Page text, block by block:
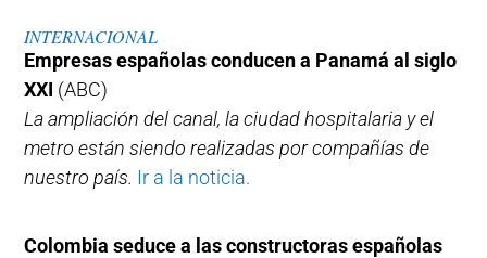
INTERNACIONAL
Empresas españolas conducen a Panamá al siglo
XXI (ABC)
La ampliación del canal, la ciudad hospitalaria y el
metro están siendo realizadas por compañías de
nuestro país. Ir a la noticia.
Colombia seduce a las constructoras españolas